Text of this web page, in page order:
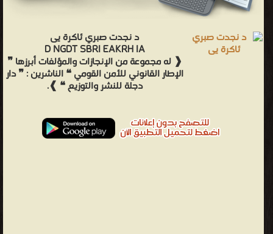
د نجدت صبري ئاكرة يى
D NGDT SBRI EAKRH IA
❰ له مجموعة من الإنجازات والمؤلفات أبرزها ❞
الإطار القانوني للأمن القومي ❝ الناشرين : ❞ دار
دجلة للنشر والتوزيع ❝ ❱.